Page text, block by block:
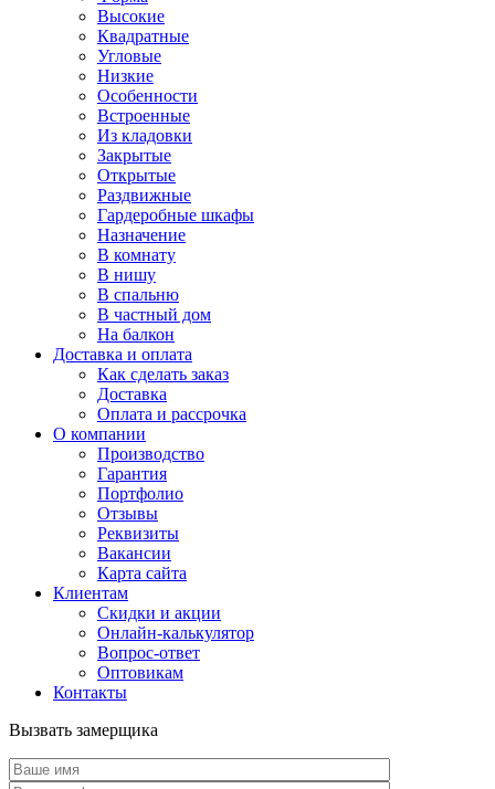
Высокие
Квадратные
Угловые
Низкие
Особенности
Встроенные
Из кладовки
Закрытые
Открытые
Раздвижные
Гардеробные шкафы
Назначение
В комнату
В нишу
В спальню
В частный дом
На балкон
Доставка и оплата
Как сделать заказ
Доставка
Оплата и рассрочка
О компании
Производство
Гарантия
Портфолио
Отзывы
Реквизиты
Вакансии
Карта сайта
Клиентам
Скидки и акции
Онлайн-калькулятор
Вопрос-ответ
Оптовикам
Контакты
Вызвать замерщика